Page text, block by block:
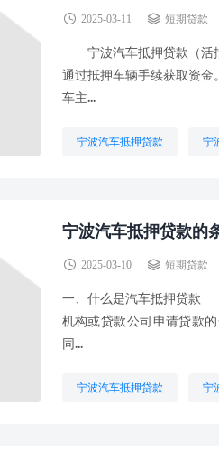
2025-03-11 短期贷款
宁波汽车抵押贷款（活抵
通过抵押车辆手续获取资
车主...
宁波汽车抵押贷款 宁
宁波汽车抵押贷款的
2025-03-10 短期贷款
一、什么是汽车抵押贷款
机构或贷款公司申请贷款
同...
宁波汽车抵押贷款 宁